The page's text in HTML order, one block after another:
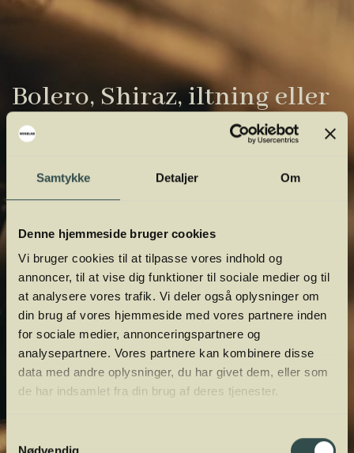
Samtykke Detaljer Om
Denne hjemmeside bruger cookies
Vi bruger cookies til at tilpasse vores indhold og
annoncer, til at vise dig funktioner til sociale medier og til
at analysere vores trafik. Vi deler også oplysninger om
din brug af vores hjemmeside med vores partnere inden
for sociale medier, annonceringspartnere og
analysepartnere. Vores partnere kan kombinere disse
data med andre oplysninger, du har givet dem, eller som
de har indsamlet fra din brug af deres tjenester.
Samtykkevalg
Nødvendig
Bolero, Shiraz, iltning eller
gardiner?
udtryk. Vi har samlet de vigtigste i vores
orientere dig.